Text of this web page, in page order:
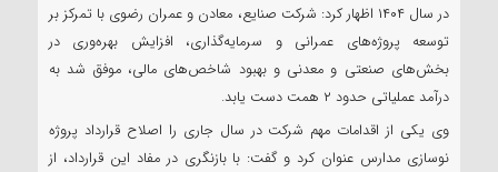
در سال ۱۴۰۴ اظهار کرد: شرکت صنایع، معادن و عمران رضوی با تمرکز بر
توسعه پروژه‌های عمرانی و سرمایه‌گذاری، افزایش بهره‌وری در
بخش‌های صنعتی و معدنی و بهبود شاخص‌های مالی، موفق شد به
درآمد عملیاتی حدود ۲ همت دست یابد.
وی یکی از اقدامات مهم شرکت در سال جاری را اصلاح قرارداد پروژه
نوسازی مدارس عنوان کرد و گفت: با بازنگری در مفاد این قرارداد، از